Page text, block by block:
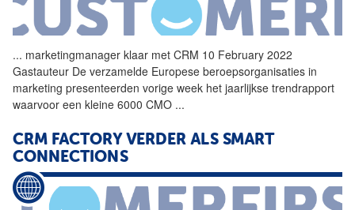
... marketingmanager klaar met CRM 10 February 2022
Gastauteur De verzamelde Europese beroepsorganisaties in
marketing presenteerden vorige week het jaarlijkse trendrapport
waarvoor een kleine 6000 CMO ...
CRM FACTORY VERDER ALS SMART
CONNECTIONS